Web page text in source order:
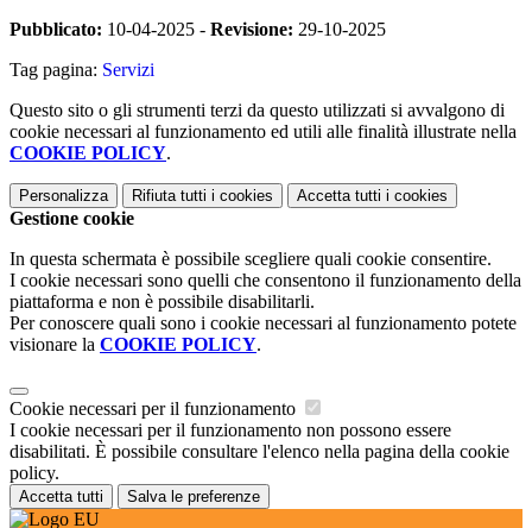
Pubblicato: 10-04-2025 - Revisione: 29-10-2025
Tag pagina: Servizi
Questo sito o gli strumenti terzi da questo utilizzati si avvalgono di
cookie necessari al funzionamento ed utili alle finalità illustrate nella
COOKIE POLICY.
Personalizza Rifiuta tutti i cookies Accetta tutti i cookies
Gestione cookie
In questa schermata è possibile scegliere quali cookie consentire.
I cookie necessari sono quelli che consentono il funzionamento della
piattaforma e non è possibile disabilitarli.
Per conoscere quali sono i cookie necessari al funzionamento potete
visionare la COOKIE POLICY.
Cookie necessari per il funzionamento
I cookie necessari per il funzionamento non possono essere
disabilitati. È possibile consultare l'elenco nella pagina della cookie
policy.
Accetta tutti Salva le preferenze